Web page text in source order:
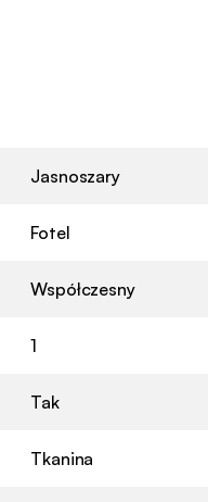
Jasnoszary
Fotel
Współczesny
1
Tak
Tkanina